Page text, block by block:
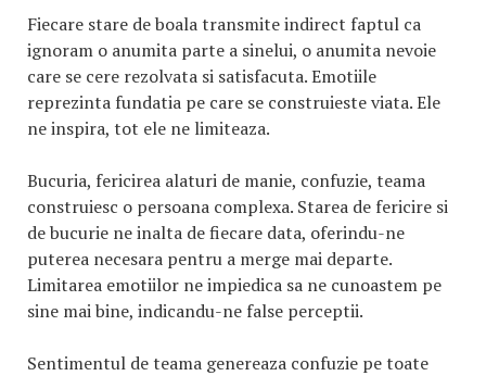
Fiecare stare de boala transmite indirect faptul ca
ignoram o anumita parte a sinelui, o anumita nevoie
care se cere rezolvata si satisfacuta. Emotiile
reprezinta fundatia pe care se construieste viata. Ele
ne inspira, tot ele ne limiteaza.
Bucuria, fericirea alaturi de manie, confuzie, teama
construiesc o persoana complexa. Starea de fericire si
de bucurie ne inalta de fiecare data, oferindu-ne
puterea necesara pentru a merge mai departe.
Limitarea emotiilor ne impiedica sa ne cunoastem pe
sine mai bine, indicandu-ne false perceptii.
Sentimentul de teama genereaza confuzie pe toate